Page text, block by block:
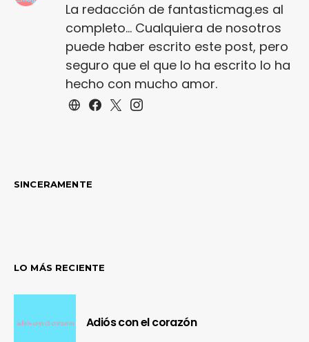
La redacción de fantasticmag.es al
completo... Cualquiera de nosotros
puede haber escrito este post, pero
seguro que el que lo ha escrito lo ha
hecho con mucho amor.
SINCERAMENTE
LO MÁS RECIENTE
Adiós con el corazón